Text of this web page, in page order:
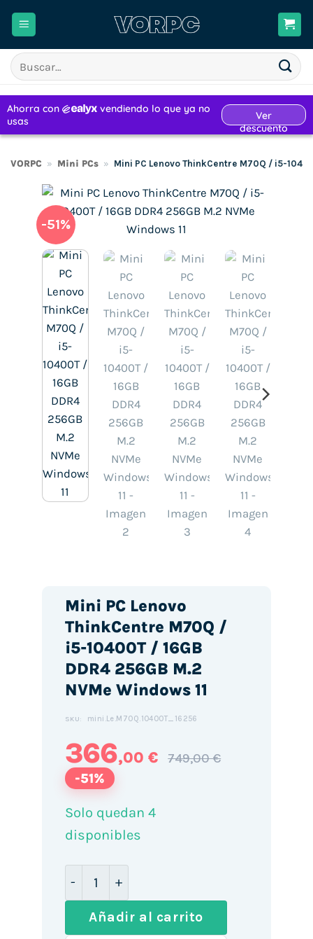
Buscar
por:
VORPC » Mini PCs » Mini PC Lenovo ThinkCentre M70Q / i5-
-51%
Mini PC Lenovo
ThinkCentre M70Q /
i5-10400T / 16GB
DDR4 256GB M.2
NVMe Windows 11
SKU: mini.Le.M70Q.10400T_16256
366,00 € 749,00 €
-51%
Solo quedan 4
disponibles
Añadir al carrito